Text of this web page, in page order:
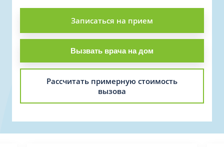
Записаться на прием
Вызвать врача на дом
Рассчитать примерную стоимость
вызова